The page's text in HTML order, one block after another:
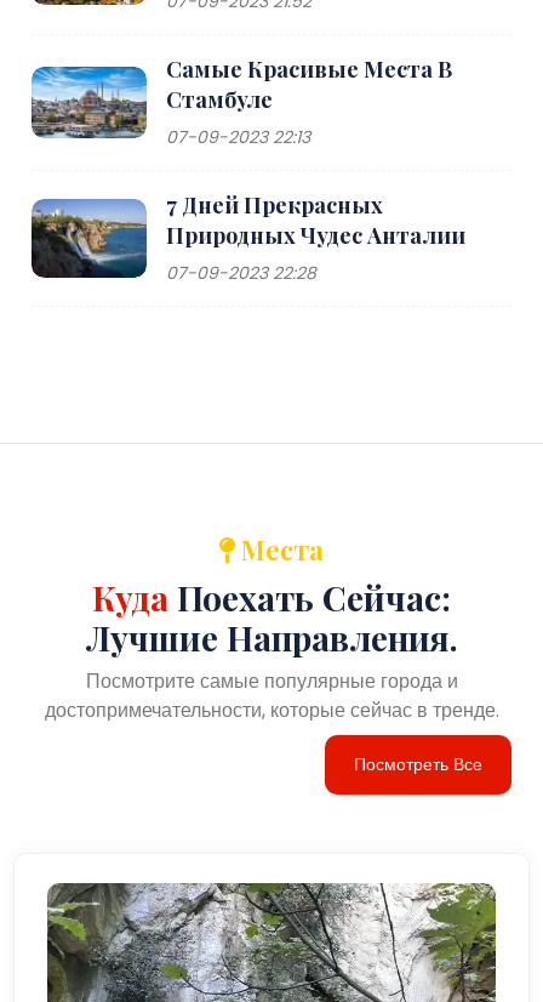
Самые Красивые Места В
Стамбуле
07-09-2023 22:13
7 Дней Прекрасных
Природных Чудес Анталии
07-09-2023 22:28
Места
Куда Поехать Сейчас:
Лучшие Направления.
Посмотрите самые популярные города и
достопримечательности, которые сейчас в тренде.
Посмотреть Все